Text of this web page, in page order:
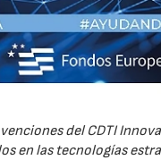
del CDTI
en las tecnologías